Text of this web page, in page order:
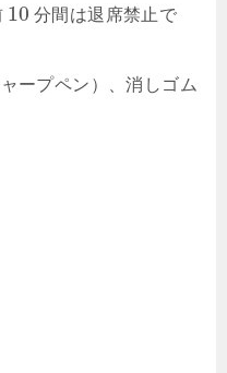
10 分間は退席禁止で
ープペン）、消しゴム